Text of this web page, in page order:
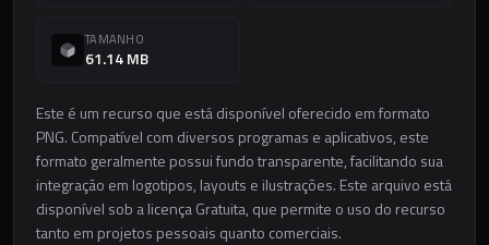
TAMANHO
61.14 MB
Este é um recurso que está disponível oferecido em formato
PNG. Compatível com diversos programas e aplicativos, este
formato geralmente possui fundo transparente, facilitando sua
integração em logotipos, layouts e ilustrações. Este arquivo está
disponível sob a licença Gratuita, que permite o uso do recurso
tanto em projetos pessoais quanto comerciais.